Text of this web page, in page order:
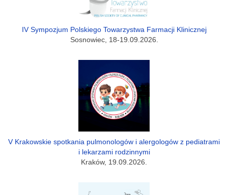
IV Sympozjum Polskiego Towarzystwa Farmacji Klinicznej
Sosnowiec, 18-19.09.2026.
V Krakowskie spotkania pulmonologów i alergologów z pediatrami
i lekarzami rodzinnymi
Kraków, 19.09.2026.